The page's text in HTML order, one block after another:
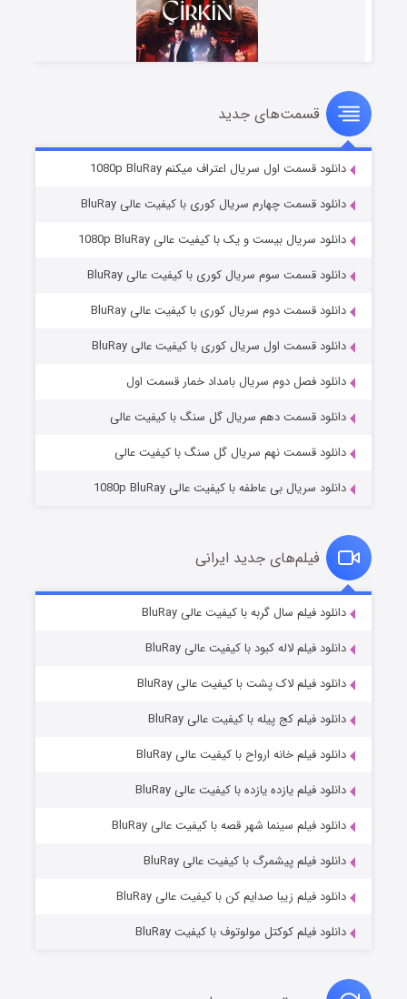
سریال زشت
قسمت2 (زیرنویس) منتشر شد
مردگان متحرک: شهر مرده ۳
قسمت2 (زیرنویس) منتشر شد
قسمت7 (زیرنویس) منتشر شد
قسمت‌های جدید
دانلود قسمت اول سریال اعتراف میکنم 1080p BluRay
دانلود قسمت چهارم سریال کوری با کیفیت عالی BluRay
دانلود سریال بیست و یک با کیفیت عالی 1080p BluRay
دانلود قسمت سوم سریال کوری با کیفیت عالی BluRay
دانلود قسمت دوم سریال کوری با کیفیت عالی BluRay
دانلود قسمت اول سریال کوری با کیفیت عالی BluRay
دانلود فصل دوم سریال بامداد خمار قسمت اول
دانلود قسمت دهم سریال گل سنگ با کیفیت عالی
دانلود قسمت نهم سریال گل سنگ با کیفیت عالی
دانلود سریال بی عاطفه با کیفیت عالی 1080p BluRay
فیلم‌های جدید ایرانی
دانلود فیلم سال گربه با کیفیت عالی BluRay
دانلود فیلم لاله کبود با کیفیت عالی BluRay
دانلود فیلم لاک پشت با کیفیت عالی BluRay
دانلود فیلم کج‌ پیله با کیفیت عالی BluRay
دانلود فیلم خانه ارواح با کیفیت عالی BluRay
دانلود فیلم یازده یازده با کیفیت عالی BluRay
دانلود فیلم سینما شهر قصه با کیفیت عالی BluRay
دانلود فیلم پیشمرگ با کیفیت عالی BluRay
دانلود فیلم زیبا صدایم کن با کیفیت عالی BluRay
دانلود فیلم کوکتل مولوتوف با کیفیت BluRay